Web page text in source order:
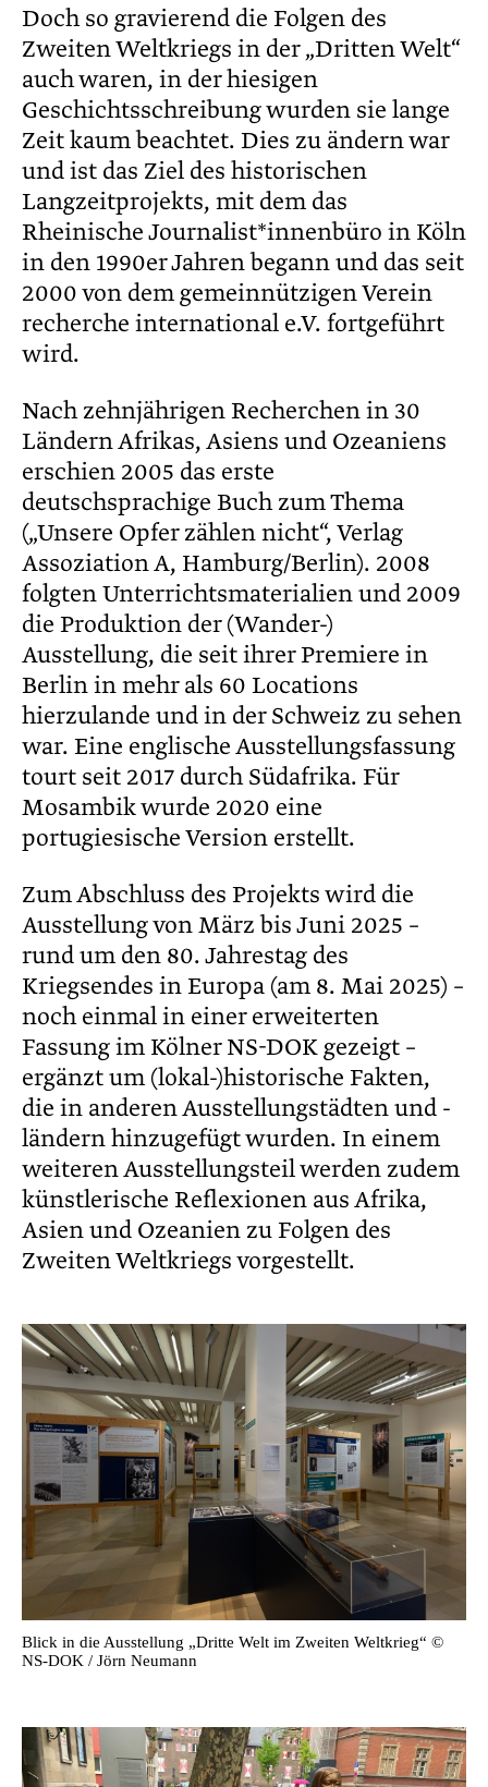
Doch so gravierend die Folgen des
Zweiten Weltkriegs in der „Dritten Welt“
auch waren, in der hiesigen
Geschichtsschreibung wurden sie lange
Zeit kaum beachtet. Dies zu ändern war
und ist das Ziel des historischen
Langzeitprojekts, mit dem das
Rheinische Journalist*innenbüro in Köln
in den 1990er Jahren begann und das seit
2000 von dem gemeinnützigen Verein
recherche international e.V. fortgeführt
wird.
Nach zehnjährigen Recherchen in 30
Ländern Afrikas, Asiens und Ozeaniens
erschien 2005 das erste
deutschsprachige Buch zum Thema
(„Unsere Opfer zählen nicht“, Verlag
Assoziation A, Hamburg/Berlin). 2008
folgten Unterrichtsmaterialien und 2009
die Produktion der (Wander-)
Ausstellung, die seit ihrer Premiere in
Berlin in mehr als 60 Locations
hierzulande und in der Schweiz zu sehen
war. Eine englische Ausstellungsfassung
tourt seit 2017 durch Südafrika. Für
Mosambik wurde 2020 eine
portugiesische Version erstellt.
Zum Abschluss des Projekts wird die
Ausstellung von März bis Juni 2025 –
rund um den 80. Jahrestag des
Kriegsendes in Europa (am 8. Mai 2025) –
noch einmal in einer erweiterten
Fassung im Kölner NS-DOK gezeigt –
ergänzt um (lokal-)historische Fakten,
die in anderen Ausstellungstädten und -
ländern hinzugefügt wurden. In einem
weiteren Ausstellungsteil werden zudem
künstlerische Reflexionen aus Afrika,
Asien und Ozeanien zu Folgen des
Zweiten Weltkriegs vorgestellt.
Blick in die Ausstellung „Dritte Welt im Zweiten Weltkrieg“ ©
NS-DOK / Jörn Neumann